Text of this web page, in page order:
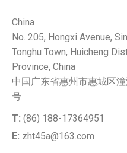
China
No. 205, Hongxi Avenue,
Tonghu Town, Huicheng
Province, China
中国广东省惠州市惠城区
号
T: (86) 188-17364951
E: zht45a@163.com